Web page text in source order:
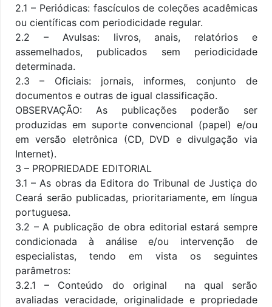
2.1 – Periódicas: fascículos de coleções acadêmicas
ou científicas com periodicidade regular.
2.2 – Avulsas: livros, anais, relatórios e
assemelhados, publicados sem periodicidade
determinada.
2.3 – Oficiais: jornais, informes, conjunto de
documentos e outras de igual classificação.
OBSERVAÇÃO: As publicações poderão ser
produzidas em suporte convencional (papel) e/ou
em versão eletrônica (CD, DVD e divulgação via
Internet).
3 – PROPRIEDADE EDITORIAL
3.1 – As obras da Editora do Tribunal de Justiça do
Ceará serão publicadas, prioritariamente, em língua
portuguesa.
3.2 – A publicação de obra editorial estará sempre
condicionada à análise e/ou intervenção de
especialistas, tendo em vista os seguintes
parâmetros:
3.2.1 – Conteúdo do original  na qual serão
avaliadas veracidade, originalidade e propriedade